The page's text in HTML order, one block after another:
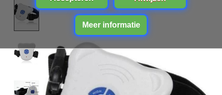
Product image slideshow Items